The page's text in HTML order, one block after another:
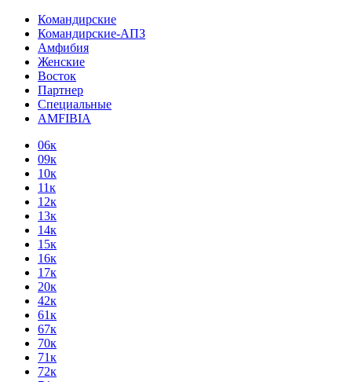
Командирские
Командирские-АПЗ
Амфибия
Женские
Восток
Партнер
Специальные
AMFIBIA
06к
09к
10к
11к
12к
13к
14к
15к
16к
17к
20к
42к
61к
67к
70к
71к
72к